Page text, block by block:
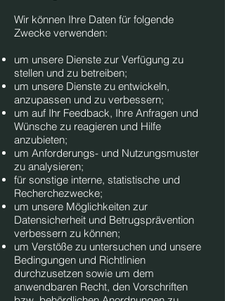
Wir können Ihre Daten für folgende
Zwecke verwenden:
um unsere Dienste zur Verfügung zu
stellen und zu betreiben;
um unsere Dienste zu entwickeln,
anzupassen und zu verbessern;
um auf Ihr Feedback, Ihre Anfragen und
Wünsche zu reagieren und Hilfe
anzubieten;
um Anforderungs- und Nutzungsmuster
zu analysieren;
für sonstige interne, statistische und
Recherchezwecke;
um unsere Möglichkeiten zur
Datensicherheit und Betrugsprävention
verbessern zu können;
um Verstöße zu untersuchen und unsere
Bedingungen und Richtlinien
durchzusetzen sowie um dem
anwendbaren Recht, den Vorschriften